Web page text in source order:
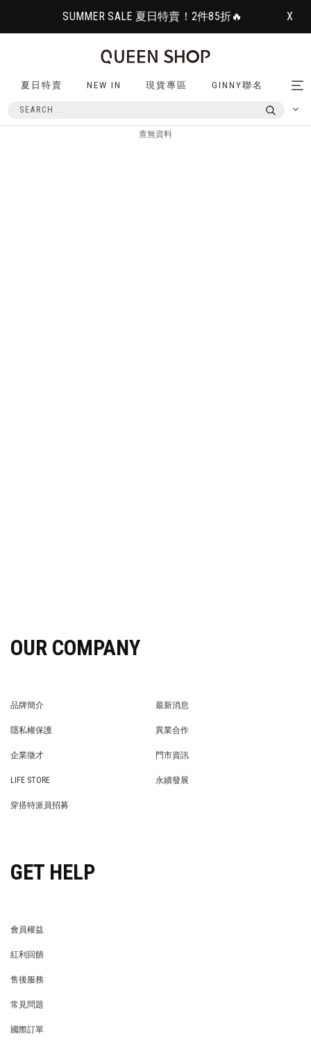
SUMMER SALE 夏日特賣！2件85折🔥 X
夏日特賣 NEW IN 現貨專區 GINNY聯名
查無資料
OUR COMPANY
品牌簡介
最新消息
隱私權保護
異業合作
企業徵才
門市資訊
LIFE STORE
永續發展
穿搭特派員招募
GET HELP
會員權益
紅利回饋
售後服務
常見問題
國際訂單